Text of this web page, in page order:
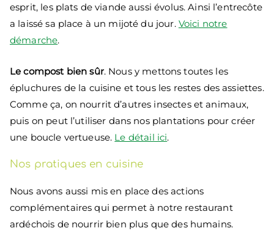
esprit, les plats de viande aussi évolus. Ainsi l’entrecôte
a laissé sa place à un mijoté du jour. Voici notre
démarche.
Le compost bien sûr. Nous y mettons toutes les
épluchures de la cuisine et tous les restes des assiettes.
Comme ça, on nourrit d’autres insectes et animaux,
puis on peut l’utiliser dans nos plantations pour créer
une boucle vertueuse. Le détail ici.
Nos pratiques en cuisine
Nous avons aussi mis en place des actions
complémentaires qui permet à notre restaurant
ardéchois de nourrir bien plus que des humains.